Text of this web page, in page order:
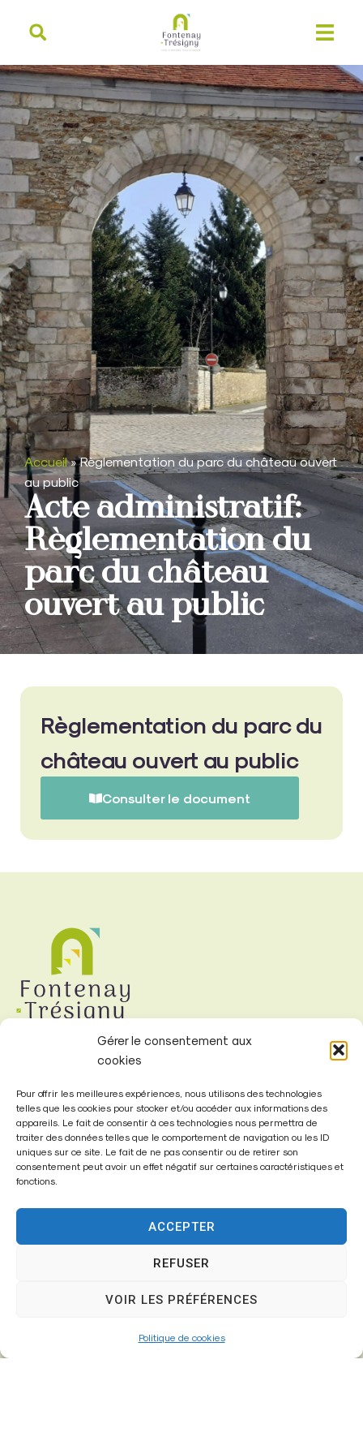
Gérer le consentement aux
cookies
Pour offrir les meilleures expériences, nous utilisons des technologies
telles que les cookies pour stocker et/ou accéder aux informations des
appareils. Le fait de consentir à ces technologies nous permettra de
traiter des données telles que le comportement de navigation ou les ID
uniques sur ce site. Le fait de ne pas consentir ou de retirer son
consentement peut avoir un effet négatif sur certaines caractéristiques et
fonctions.
ACCEPTER
REFUSER
VOIR LES PRÉFÉRENCES
Politique de cookies
principal
Accueil»Règlementation du parc du château ouvert
au public
Acte administratif:
Règlementation du
parc du château
ouvert au public
Règlementation du parc du
château ouvert au public
Consulter le document
Mairie de
Fontenay-Trésigny
Mairie,
26 Av. du Général de Gaulle
01 64 25 90 67
mairie@fontenay-tresigny.fr